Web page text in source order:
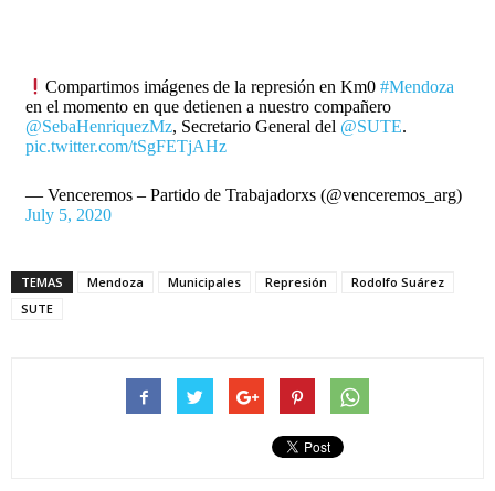
Compartimos imágenes de la represión en Km0#Mendoza
en el momento en que detienen a nuestro compañero
@SebaHenriquezMz, Secretario General del @SUTE.
pic.twitter.com/tSgFETjAHz
— Venceremos – Partido de Trabajadorxs (@venceremos_arg)
July 5, 2020
TEMAS Mendoza Municipales Represión
Rodolfo Suárez
SUTE